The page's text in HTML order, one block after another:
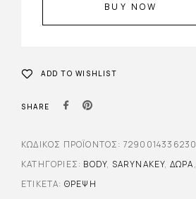
BUY NOW
ADD TO WISHLIST
SHARE
ΚΩΔΙΚΌΣ ΠΡΟΪΌΝΤΟΣ: 7290014336230
ΚΑΤΗΓΟΡΊΕΣ: BODY, SARYNAKEY, ΔΏΡΑ,
ΕΤΙΚΈΤΑ: ΘΡΕΨΗ